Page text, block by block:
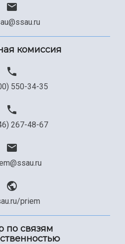
организации
комиссия
550-34-35
267-48-67
priem
по связям